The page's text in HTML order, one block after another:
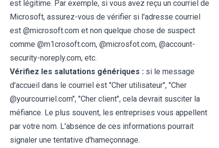
est légitime. Par exemple, si vous avez reçu un courriel de
Microsoft, assurez-vous de vérifier si l'adresse courriel
est @microsoft.com et non quelque chose de suspect
comme @m1crosoft.com, @microsfot.com, @account-
security-noreply.com, etc.
Vérifiez les salutations génériques : si le message
d'accueil dans le courriel est "Cher utilisateur", "Cher
@yourcourriel.com", "Cher client", cela devrait susciter la
méfiance. Le plus souvent, les entreprises vous appellent
par votre nom. L'absence de ces informations pourrait
signaler une tentative d'hameçonnage.